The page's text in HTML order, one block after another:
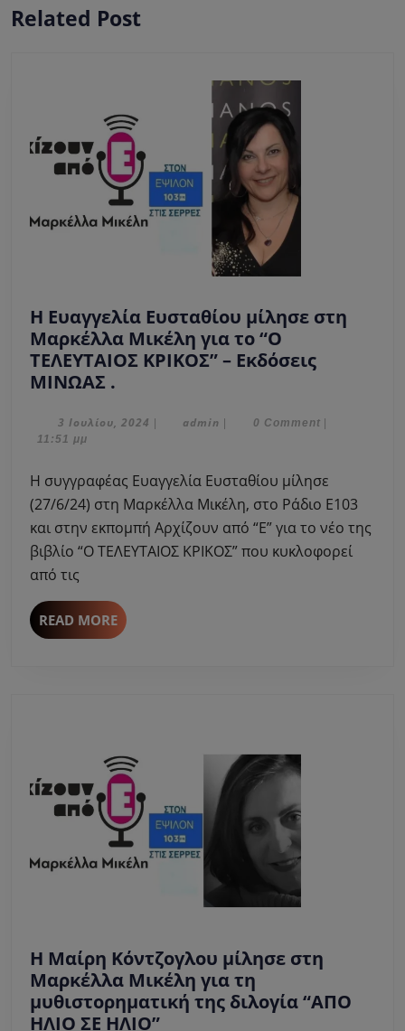
post:
Related Post
Η Ευαγγελία Ευσταθίου μίλησε στη
Μαρκέλλα Μικέλη για το “Ο
ΤΕΛΕΥΤΑΙΟΣ ΚΡΙΚΟΣ” – Εκδόσεις
ΜΙΝΩΑΣ .
Ευσταθίου
Μαρκέλλα
Μικέλη
για
το
ΤΕΛΕΥΤΑΙΟΣ
ΚΡΙΚΟΣ”
–
3 Ιουλίου, 2024 3| admin admin
| 0 Comment |
11:51 μμ
Η συγγραφέας Ευαγγελία Ευσταθίου μίλησε
(27/6/24) στη Μαρκέλλα Μικέλη, στο Ράδιο Ε103
και στην εκπομπή Αρχίζουν από “Ε” για το νέο της
βιβλίο “Ο ΤΕΛΕΥΤΑΙΟΣ ΚΡΙΚΟΣ” που κυκλοφορεί
από τις
READ MOREREAD
MORE
H Μαίρη Κόντζογλου μίλησε στη
Μαρκέλλα Μικέλη για τη
μυθιστορηματική της διλογία “ΑΠΟ
ΗΛΙΟ ΣΕ ΗΛΙΟ”H